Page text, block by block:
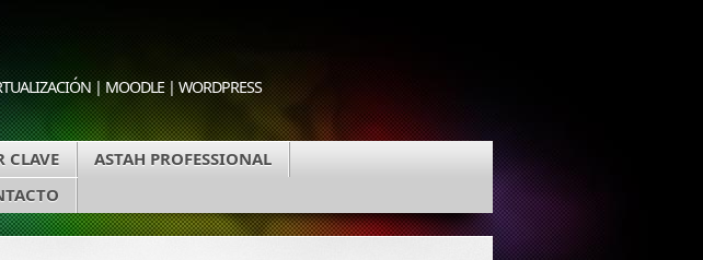
| MOODLE | WORDPRESS
CLAVE
ASTAH PROFESSIONAL